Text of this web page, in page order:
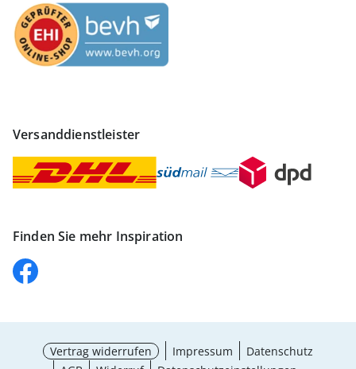
Versanddienstleister
Finden Sie mehr Inspiration
Vertrag widerrufen Impressum
Datenschutz